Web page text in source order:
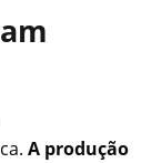
A produção